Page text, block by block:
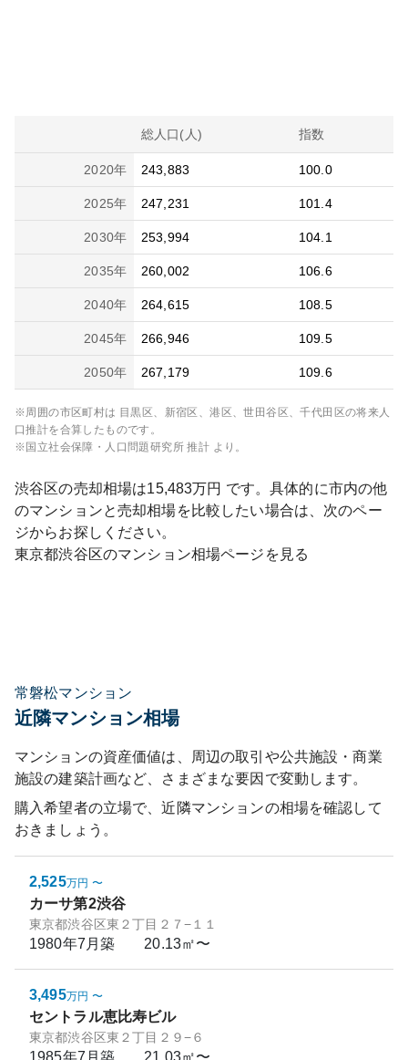
総人口(人) 指数
2020年 243,883 100.0
2025年 247,231 101.4
2030年 253,994 104.1
2035年 260,002 106.6
2040年 264,615 108.5
2045年 266,946 109.5
2050年 267,179 109.6
※周囲の市区町村は 目黒区、新宿区、港区、世田谷区、千代田区の将来人
口推計を合算したものです。
※国立社会保障・人口問題研究所 推計 より。
渋谷区の売却相場は15,483万円 です。具体的に市内の他
のマンションと売却相場を比較したい場合は、次のペー
ジからお探しください。
東京都渋谷区のマンション相場ページを見る
常磐松マンション
近隣マンション相場
マンションの資産価値は、周辺の取引や公共施設・商業
施設の建築計画など、さまざまな要因で変動します。
購入希望者の立場で、近隣マンションの相場を確認して
おきましょう。
2,525万円 〜
カーサ第2渋谷
東京都渋谷区東２丁目２７−１１
1980年7月築 20.13㎡〜
3,495万円 〜
セントラル恵比寿ビル
東京都渋谷区東２丁目２９−６
1985年7月築 21.03㎡〜